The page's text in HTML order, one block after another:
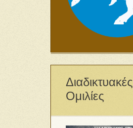
Διαδικτυακές
Ομιλίες